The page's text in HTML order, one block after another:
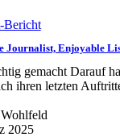
Bericht
Journalist, Enjoyable
gemacht Darauf
ihren letzten
2025